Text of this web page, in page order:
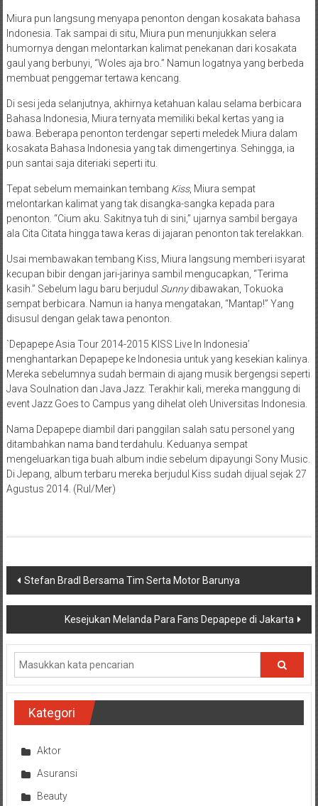
Miura pun langsung menyapa penonton dengan kosakata bahasa
Indonesia. Tak sampai di situ, Miura pun menunjukkan selera
humornya dengan melontarkan kalimat penekanan dari kosakata
gaul yang berbunyi, “Woles aja bro.” Namun logatnya yang berbeda
membuat penggemar tertawa kencang.
Di sesi jeda selanjutnya, akhirnya ketahuan kalau selama berbicara
Bahasa Indonesia, Miura ternyata memiliki bekal kertas yang ia
bawa. Beberapa penonton terdengar seperti meledek Miura dalam
kosakata Bahasa Indonesia yang tak dimengertinya. Sehingga, ia
pun santai saja diteriaki seperti itu.
Tepat sebelum memainkan tembang Kiss, Miura sempat
melontarkan kalimat yang tak disangka-sangka kepada para
penonton. “Cium aku. Sakitnya tuh di sini,” ujarnya sambil bergaya
ala Cita Citata hingga tawa keras di jajaran penonton tak terelakkan.
Usai membawakan tembang Kiss, Miura langsung memberi isyarat
kecupan bibir dengan jari-jarinya sambil mengucapkan, “Terima
kasih.” Sebelum lagu baru berjudul Sunnydibawakan, Tokuoka
sempat berbicara. Namun ia hanya mengatakan, “Mantap!” Yang
disusul dengan gelak tawa penonton.
`Depapepe Asia Tour 2014-2015 KISS Live In Indonesia’
menghantarkan Depapepe ke Indonesia untuk yang kesekian kalinya.
Mereka sebelumnya sudah bermain di ajang musik bergengsi seperti
Java Soulnation dan Java Jazz. Terakhir kali, mereka manggung di
event Jazz Goes to Campus yang dihelat oleh Universitas Indonesia.
Nama Depapepe diambil dari panggilan salah satu personel yang
ditambahkan nama band terdahulu. Keduanya sempat
mengeluarkan tiga buah album indie sebelum dipayungi Sony Music.
Di Jepang, album terbaru mereka berjudul Kiss sudah dijual sejak 27
Agustus 2014. (Rul/Mer)
Navigasi
pos
Stefan Bradl Bersama Tim Serta Motor Barunya
Kesejukan Melanda Para Fans Depapepe di Jakarta
Kategori
Aktor
Asuransi
Beauty